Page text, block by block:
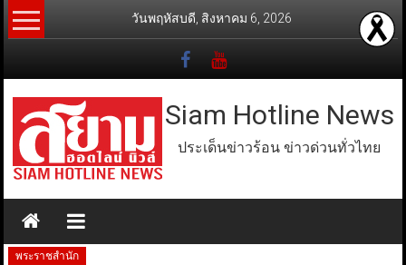
Skip
to
วันพฤหัสบดี, สิงหาคม 6, 2026
Siam Hotline News
ประเด็นข่าวร้อน ข่าวด่วนทั่วไทย
พระราชสำนัก